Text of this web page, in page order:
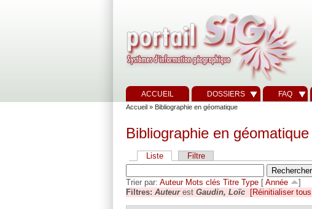
ACCUEIL DOSSIERS FAQ
Accueil » Bibliographie en géomatique
Bibliographie en géomatique
Liste Filtre
Trier par: Auteur Mots clés Titre Type [ Année
]
Filtres: Auteurest Gaudin, Loïc [Réinitialiser